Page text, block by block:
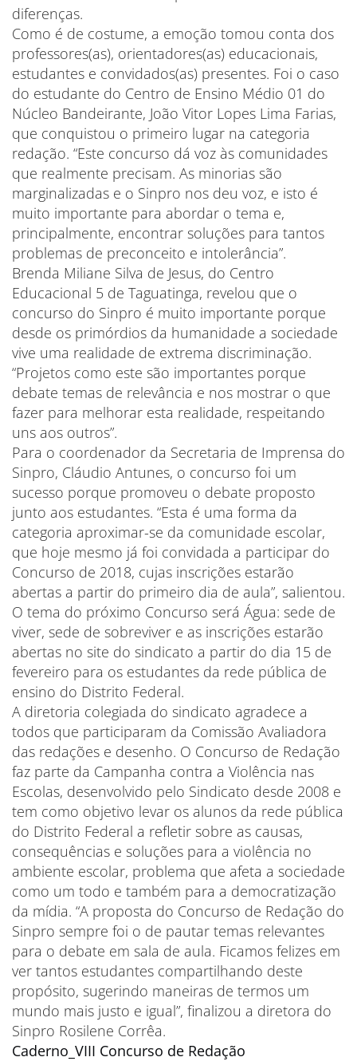
diferenças.
Como é de costume, a emoção tomou conta dos
professores(as), orientadores(as) educacionais,
estudantes e convidados(as) presentes. Foi o caso
do estudante do Centro de Ensino Médio 01 do
Núcleo Bandeirante, João Vitor Lopes Lima Farias,
que conquistou o primeiro lugar na categoria
redação. “Este concurso dá voz às comunidades
que realmente precisam. As minorias são
marginalizadas e o Sinpro nos deu voz, e isto é
muito importante para abordar o tema e,
principalmente, encontrar soluções para tantos
problemas de preconceito e intolerância”.
Brenda Miliane Silva de Jesus, do Centro
Educacional 5 de Taguatinga, revelou que o
concurso do Sinpro é muito importante porque
desde os primórdios da humanidade a sociedade
vive uma realidade de extrema discriminação.
“Projetos como este são importantes porque
debate temas de relevância e nos mostrar o que
fazer para melhorar esta realidade, respeitando
uns aos outros”.
Para o coordenador da Secretaria de Imprensa do
Sinpro, Cláudio Antunes, o concurso foi um
sucesso porque promoveu o debate proposto
junto aos estudantes. “Esta é uma forma da
categoria aproximar-se da comunidade escolar,
que hoje mesmo já foi convidada a participar do
Concurso de 2018, cujas inscrições estarão
abertas a partir do primeiro dia de aula”, salientou.
O tema do próximo Concurso será Água: sede de
viver, sede de sobreviver e as inscrições estarão
abertas no site do sindicato a partir do dia 15 de
fevereiro para os estudantes da rede pública de
ensino do Distrito Federal.
A diretoria colegiada do sindicato agradece a
todos que participaram da Comissão Avaliadora
das redações e desenho. O Concurso de Redação
faz parte da Campanha contra a Violência nas
Escolas, desenvolvido pelo Sindicato desde 2008 e
tem como objetivo levar os alunos da rede pública
do Distrito Federal a refletir sobre as causas,
consequências e soluções para a violência no
ambiente escolar, problema que afeta a sociedade
como um todo e também para a democratização
da mídia. “A proposta do Concurso de Redação do
Sinpro sempre foi o de pautar temas relevantes
para o debate em sala de aula. Ficamos felizes em
ver tantos estudantes compartilhando deste
propósito, sugerindo maneiras de termos um
mundo mais justo e igual”, finalizou a diretora do
Sinpro Rosilene Corrêa.
Caderno_VIII Concurso de Redação